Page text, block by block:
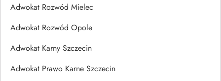
Adwokat Rozwód Mielec
Adwokat Rozwód Opole
Adwokat Karny Szczecin
Adwokat Prawo Karne Szczecin